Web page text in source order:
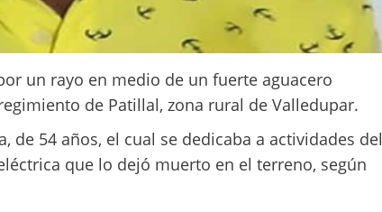
un rayo en medio de un fuerte aguacero
de Patillal, zona rural de Valledupar.
de 54 años, el cual se dedicaba a actividades del
que lo dejó muerto en el terreno, según